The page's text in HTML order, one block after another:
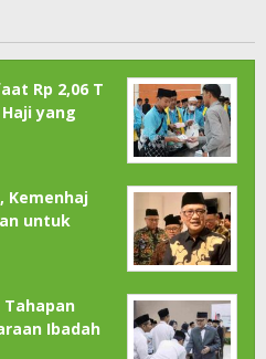
Rp 2,06 T
yang
Kemenhaj
untuk
Tahapan
Ibadah